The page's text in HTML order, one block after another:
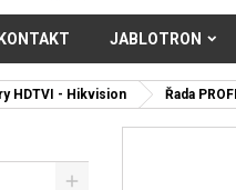
KONTAKT JABLOTRON
HDTVI - Hikvision Řada PROFI